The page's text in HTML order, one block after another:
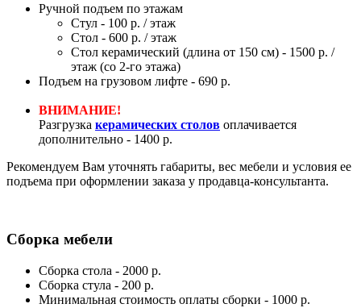
Ручной подъем по этажам
Стул - 100 р. / этаж
Стол - 600 р. / этаж
Стол керамический (длина от 150 см) - 1500 р. /
этаж (со 2-го этажа)
Подъем на грузовом лифте - 690 р.
ВНИМАНИЕ!
Разгрузка керамических столов оплачивается
дополнительно - 1400 р.
Рекомендуем Вам уточнять габариты, вес мебели и условия ее
подъема при оформлении заказа у продавца-консультанта.
Сборка мебели
Сборка стола - 2000 р.
Сборка стула - 200 р.
Минимальная стоимость оплаты сборки - 1000 р.